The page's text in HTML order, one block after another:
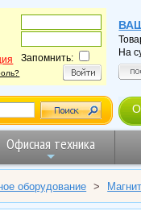
Запомнить:
На
Офисная техника
оборудование >